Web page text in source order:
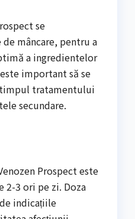
se
mâncare, pentru a
a ingredientelor
important să se
tratamentului
secundare.
Prospect este
2-3 ori pe zi. Doza
indicațiile